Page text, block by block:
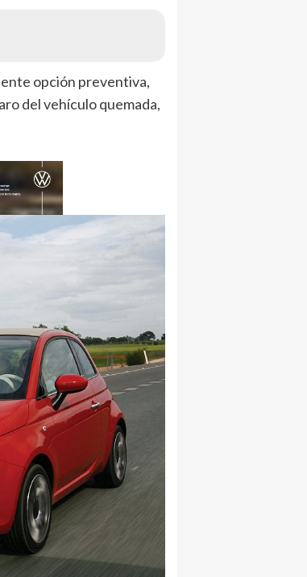
opción preventiva,
del vehículo quemada,